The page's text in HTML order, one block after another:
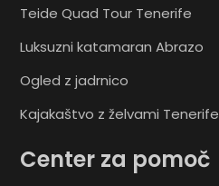
Teide Quad Tour Tenerife
Luksuzni katamaran Abrazo
Ogled z jadrnico
Kajakaštvo z želvami Tenerife
Center za pomoč